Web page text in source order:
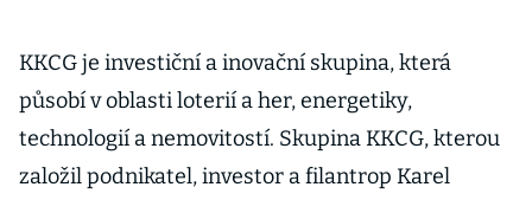
KKCG je investiční a inovační skupina, která
působí v oblasti loterií a her, energetiky,
technologií a nemovitostí. Skupina KKCG, kterou
založil podnikatel, investor a filantrop Karel